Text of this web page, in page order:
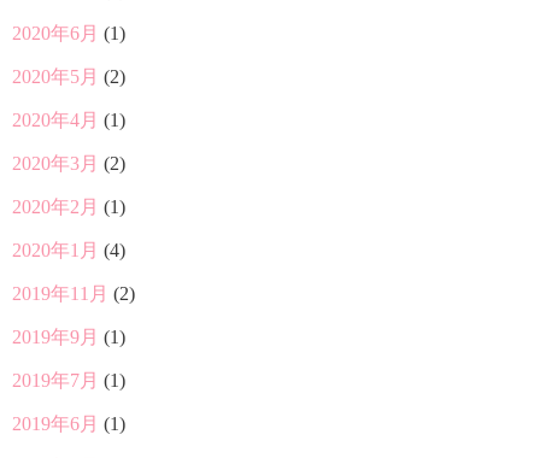
2020年6月 (1)
2020年5月 (2)
2020年4月 (1)
2020年3月 (2)
2020年2月 (1)
2020年1月 (4)
2019年11月 (2)
2019年9月 (1)
2019年7月 (1)
2019年6月 (1)